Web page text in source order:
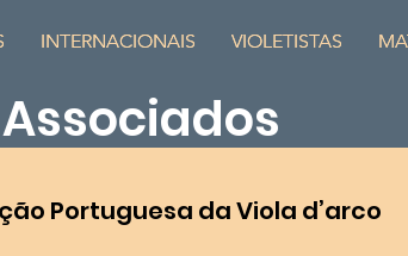
INTERNACIONAIS VIOLETISTAS
INTERNACIONAIS VIOLETISTAS
Associados
Portuguesa da Viola d’arco